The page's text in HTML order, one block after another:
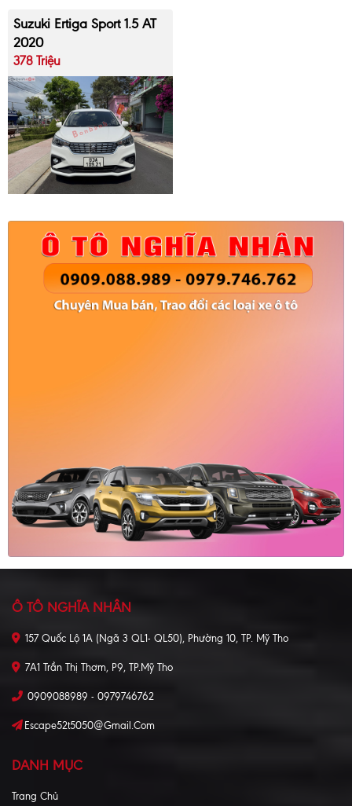
Suzuki Ertiga Sport 1.5 AT
2020
378 Triệu
Ô TÔ NGHĨA NHÂN
157 Quốc Lộ 1A (Ngã 3 QL1- QL50), Phường 10, TP. Mỹ Tho
7A1 Trần Thị Thơm, P9, TP.Mỹ Tho
0909088989 - 0979746762
Escape52t5050@gmail.com
DANH MỤC
Trang Chủ